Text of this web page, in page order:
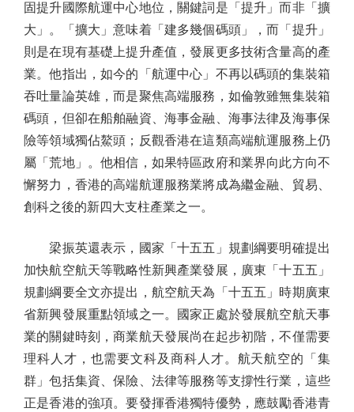
固提升國際航運中心地位，關鍵詞是「提升」而非「擴
大」。「擴大」意味着「建多幾個碼頭」，而「提升」
則是在現有基礎上提升產值，發展更多技術含量高的產
業。他指出，如今的「航運中心」不再以碼頭的集裝箱
吞吐量論英雄，而是聚焦高端服務，如倫敦雖無集裝箱
碼頭，但卻在船舶融資、海事金融、海事法律及海事保
險等領域獨佔鰲頭；反觀香港在這類高端航運服務上仍
屬「荒地」。他相信，如果特區政府和業界向此方向不
懈努力，香港的高端航運服務業將成為繼金融、貿易、
創科之後的新四大支柱產業之一。
梁振英還表示，國家「十五五」規劃綱要明確提出
加快航空航天等戰略性新興產業發展，廣東「十五五」
規劃綱要全文亦提出，航空航天為「十五五」時期廣東
省新興發展重點領域之一。國家正處於發展航空航天事
業的關鍵時刻，商業航天發展尚在起步初階，不僅需要
理科人才，也需要文科及商科人才。航天航空的「集
群」包括集資、保險、法律等服務等支撐性行業，這些
正是香港的強項。要發揮香港獨特優勢，應鼓勵香港青